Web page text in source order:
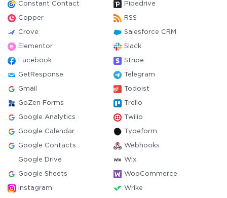
Constant Contact Pipedrive
Copper RSS
Crove Salesforce CRM
Elementor Slack
Facebook Stripe
GetResponse Telegram
Gmail Todoist
GoZen Forms Trello
Google Analytics Twilio
Google Calendar Typeform
Google Contacts Webhooks
Google Drive Wix
Google Sheets WooCommerce
Instagram Wrike